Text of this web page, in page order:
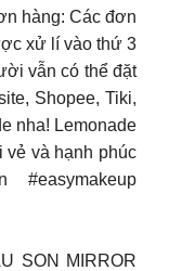
hàng: Các đơn
xử lí vào thứ 3
vẫn có thể đặt
Shopee, Tiki,
nha! Lemonade
vẻ và hạnh phúc
SON MIRROR